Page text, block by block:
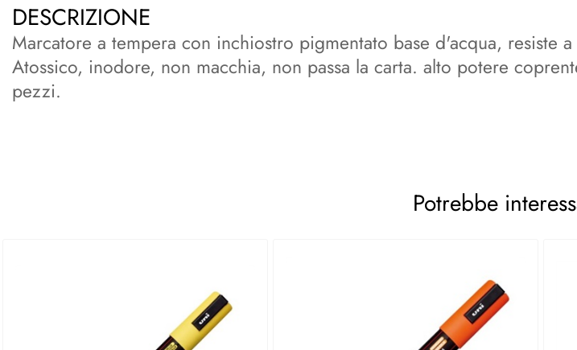
DESCRIZIONE
Marcatore a tempera con inchiostro pigmentato base d'acqua, resiste
Atossico, inodore, non macchia, non passa la carta. alto potere
pezzi.
Potrebbe